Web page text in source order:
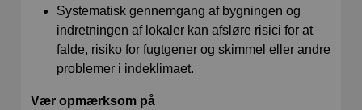
Systematisk gennemgang af bygningen og
indretningen af lokaler kan afsløre risici for at
falde, risiko for fugtgener og skimmel eller andre
problemer i indeklimaet.
Vær opmærksom på